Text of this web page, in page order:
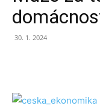
30. 1. 2024